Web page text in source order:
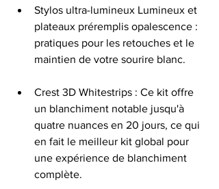
Stylos ultra-lumineux Lumineux et
plateaux préremplis opalescence :
pratiques pour les retouches et le
maintien de votre sourire blanc.
Crest 3D Whitestrips : Ce kit offre
un blanchiment notable jusqu'à
quatre nuances en 20 jours, ce qui
en fait le meilleur kit global pour
une expérience de blanchiment
complète.